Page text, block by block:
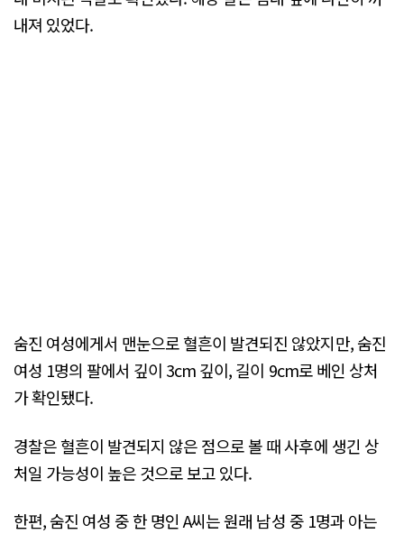
내져 있었다.
숨진 여성에게서 맨눈으로 혈흔이 발견되진 않았지만, 숨진
여성 1명의 팔에서 깊이 3cm 깊이, 길이 9cm로 베인 상처
가 확인됐다.
경찰은 혈흔이 발견되지 않은 점으로 볼 때 사후에 생긴 상
처일 가능성이 높은 것으로 보고 있다.
한편, 숨진 여성 중 한 명인 A씨는 원래 남성 중 1명과 아는